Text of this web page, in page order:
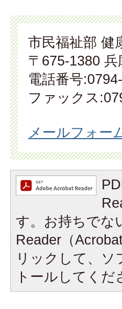
市民福祉部 健
〒675-1380
電話番号
ファックス
メールフォー
す。お持ちでな
Reader（
リックして、
トールしてくだ